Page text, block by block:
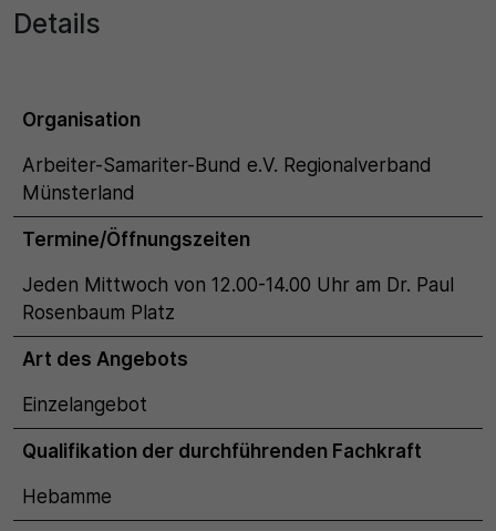
Details
Organisation
Arbeiter-Samariter-Bund e.V. Regionalverband
Münsterland
Termine/Öffnungszeiten
Jeden Mittwoch von 12.00-14.00 Uhr am Dr. Paul
Rosenbaum Platz
Art des Angebots
Einzelangebot
Qualifikation der durchführenden Fachkraft
Hebamme
vorübergehende Daten des Besuchs zu speichern.